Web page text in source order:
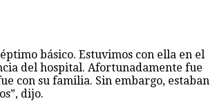
básico. Estuvimos con ella en el
del hospital. Afortunadamente fue
con su familia. Sin embargo, estaban
dijo.